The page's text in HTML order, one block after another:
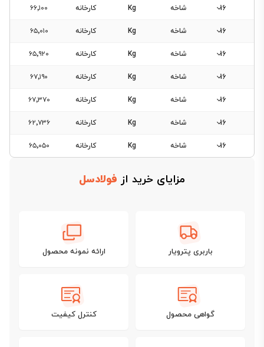
16 شاخه Kg کارخانه ۶۶٬۱۰۰
16 شاخه Kg کارخانه ۶۵٬۰۱۰
16 شاخه Kg کارخانه ۶۵٬۹۲۰
16 شاخه Kg کارخانه ۶۷٬۱۹۰
16 شاخه Kg کارخانه ۶۷٬۳۷۰
16 شاخه Kg کارخانه ۶۲٬۷۳۶
16 شاخه Kg کارخانه ۶۵٬۰۵۰
مزایای خرید از فولادسل
باربری پترویار ارائه نمونه محصول
گواهی محصول کنترل کیفیت